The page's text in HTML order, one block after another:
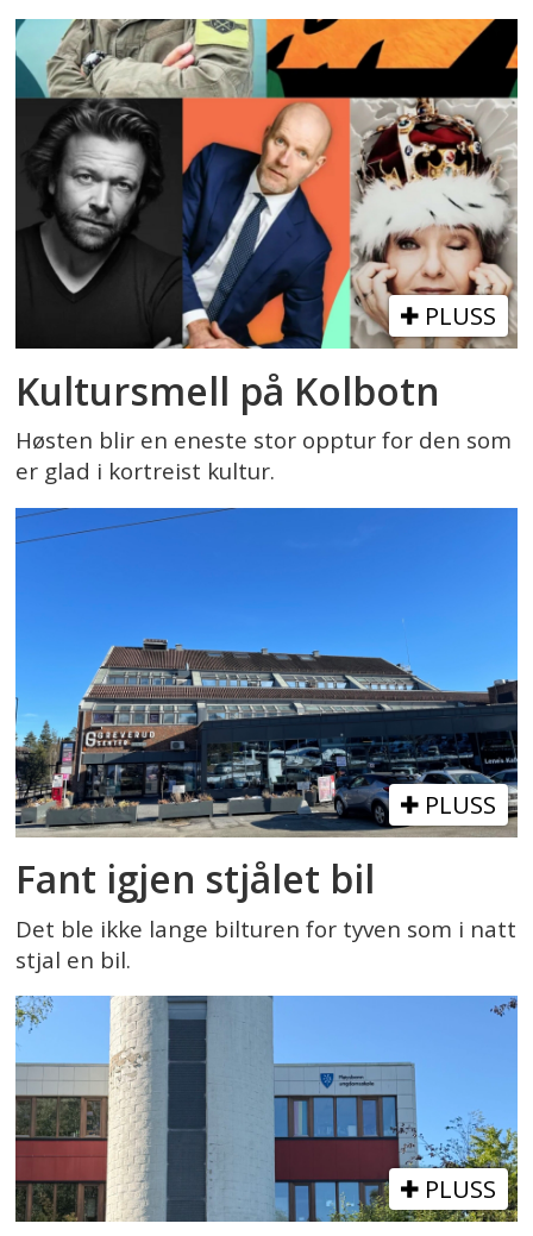
PLUSS
Kultursmell på Kolbotn
Høsten blir en eneste stor opptur for den som
er glad i kortreist kultur.
PLUSS
Fant igjen stjålet bil
Det ble ikke lange bilturen for tyven som i natt
stjal en bil.
PLUSS